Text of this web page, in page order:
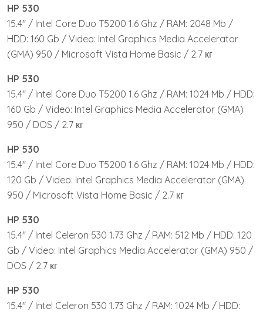
HP 530
15.4″ / Intel Core Duo T5200 1.6 Ghz / RAM: 2048 Mb /
HDD: 160 Gb / Video: Intel Graphics Media Accelerator
(GMA) 950 / Microsoft Vista Home Basic / 2.7 кг
HP 530
15.4″ / Intel Core Duo T5200 1.6 Ghz / RAM: 1024 Mb / HDD:
160 Gb / Video: Intel Graphics Media Accelerator (GMA)
950 / DOS / 2.7 кг
HP 530
15.4″ / Intel Core Duo T5200 1.6 Ghz / RAM: 1024 Mb / HDD:
120 Gb / Video: Intel Graphics Media Accelerator (GMA)
950 / Microsoft Vista Home Basic / 2.7 кг
HP 530
15.4″ / Intel Celeron 530 1.73 Ghz / RAM: 512 Mb / HDD: 120
Gb / Video: Intel Graphics Media Accelerator (GMA) 950 /
DOS / 2.7 кг
HP 530
15.4″ / Intel Celeron 530 1.73 Ghz / RAM: 1024 Mb / HDD: